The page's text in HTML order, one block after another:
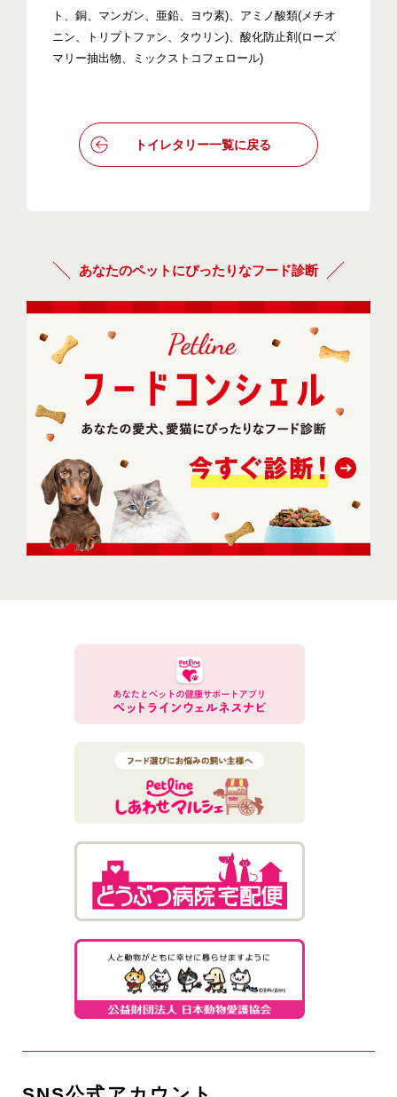
ト、銅、マンガン、亜鉛、ヨウ素)、アミノ酸類(メチオ
ニン、トリプトファン、タウリン)、酸化防止剤(ローズ
マリー抽出物、ミックストコフェロール)
トイレタリー一覧に戻る
あなたのペットにぴったりなフード診断